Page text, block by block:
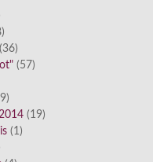
(36)
(57)
(19)
(1)